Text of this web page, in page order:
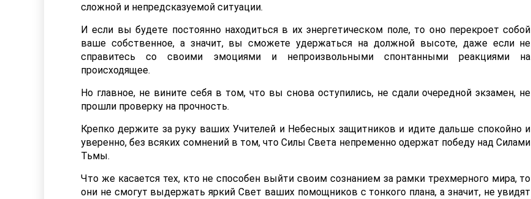
сложной и непредсказуемой ситуации.
И если вы будете постоянно находиться в их энергетическом поле, то оно перекроет собой
ваше собственное, а значит, вы сможете удержаться на должной высоте, даже если не
справитесь со своими эмоциями и непроизвольными спонтанными реакциями на
происходящее.
Но главное, не вините себя в том, что вы снова оступились, не сдали очередной экзамен, не
прошли проверку на прочность.
Крепко держите за руку ваших Учителей и Небесных защитников и идите дальше спокойно и
уверенно, без всяких сомнений в том, что Силы Света непременно одержат победу над Силами
Тьмы.
Что же касается тех, кто не способен выйти своим сознанием за рамки трехмерного мира, то
они не смогут выдержать яркий Свет ваших помощников с тонкого плана, а значит, не увидят